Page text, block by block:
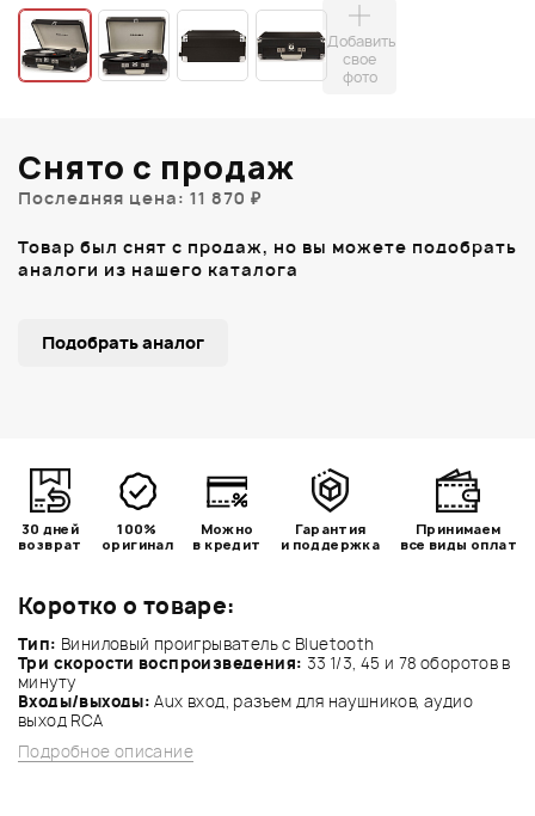
Добавить
свое
фото
Коротко о товаре:
Тип: Виниловый проигрыватель c Bluetooth
Три скорости воспроизведения: 33 1/3, 45 и 78 оборотов в
минуту
Входы/выходы:Aux вход, разъем для наушников, аудио
выход RCA
Подробное описание
Снято с продаж
Последняя цена: 11 870 ₽
Товар был снят с продаж, но вы можете подобрать
аналоги из нашего каталога
Подобрать аналог
30 дней
возврат
100%
оригинал
Можно
в кредит
Гарантия
и поддержка
Принимаем
все виды оплат